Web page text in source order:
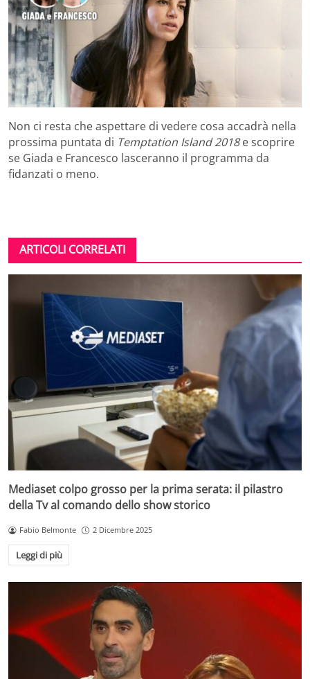
Non ci resta che aspettare di vedere cosa accadrà nella
prossima puntata di Temptation Island 2018e scoprire
se Giada e Francesco lasceranno il programma da
fidanzati o meno.
ARTICOLI CORRELATI
Mediaset colpo grosso per la prima serata: il pilastro
della Tv al comando dello show storico
Fabio Belmonte 2 Dicembre 2025
Leggi di più